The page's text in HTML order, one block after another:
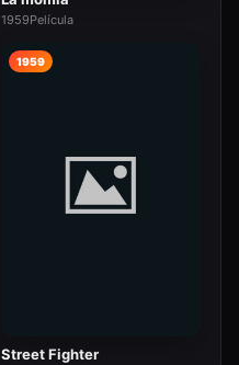
1959Película
1959
Street Fighter